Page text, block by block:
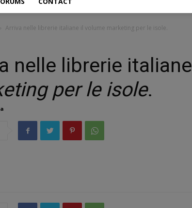
Arriva nelle librerie italiane il volume marketing per le isole.
nelle librerie
per le isole.